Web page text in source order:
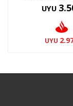
UYU
UYU